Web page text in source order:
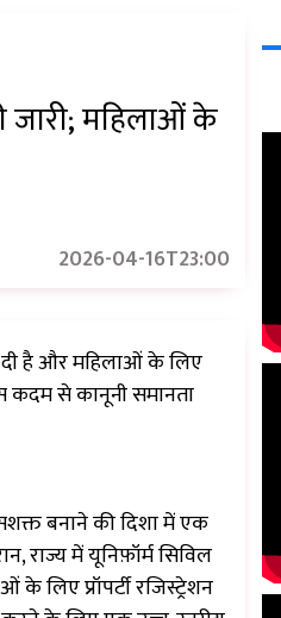
जारी; महिलाओं के
2026-04-16T23:00
दी है और महिलाओं के लिए
कदम से कानूनी समानता
बनाने की दिशा में एक
राज्य में यूनिफ़ॉर्म सिविल
लिए प्रॉपर्टी रजिस्ट्रेशन